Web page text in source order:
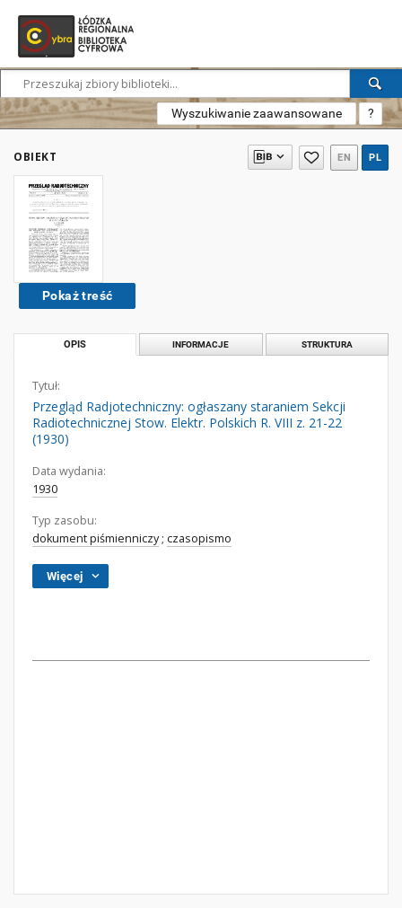
Wyszukiwanie zaawansowane ?
OBIEKT EN PL
Pokaż treść
OPIS INFORMACJE STRUKTURA
Tytuł:
Przegląd Radjotechniczny: ogłaszany staraniem Sekcji
Radiotechnicznej Stow. Elektr. Polskich R. VIII z. 21-22
(1930)
Data wydania:
1930
Typ zasobu:
dokument piśmienniczy; czasopismo
Więcej